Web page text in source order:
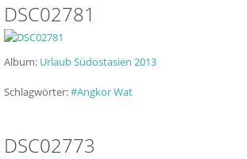
DSC02781
Album: Urlaub Südostasien 2013
Schlagwörter:#Angkor Wat
DSC02773